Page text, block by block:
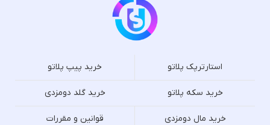
استارترپک پلاتو خرید پیپ پلاتو
خرید سکه پلاتو خرید گلد دومزدی
خرید مال دومزدی قوانین و مقررات